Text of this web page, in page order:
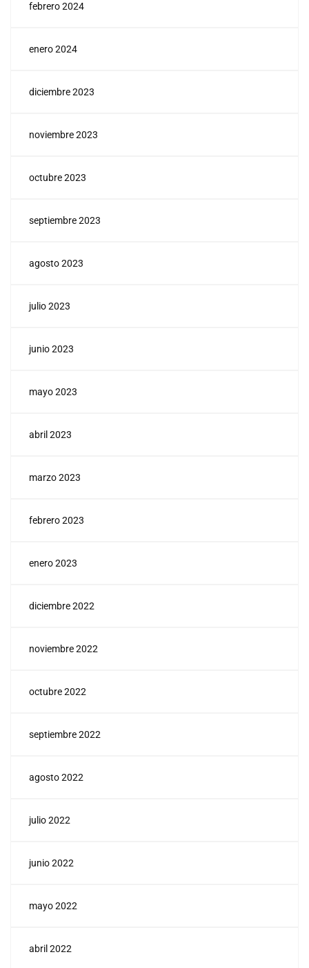
febrero 2024
enero 2024
diciembre 2023
noviembre 2023
octubre 2023
septiembre 2023
agosto 2023
julio 2023
junio 2023
mayo 2023
abril 2023
marzo 2023
febrero 2023
enero 2023
diciembre 2022
noviembre 2022
octubre 2022
septiembre 2022
agosto 2022
julio 2022
junio 2022
mayo 2022
abril 2022